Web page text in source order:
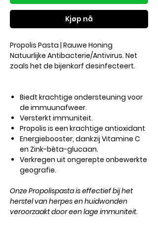
Kjøp nå
Propolis Pasta | Rauwe Honing
Natuurlijke Antibacterie/Antivirus. Net
zoals het de bijenkorf desinfecteert.
Biedt krachtige ondersteuning voor
de immuunafweer.
Versterkt immuniteit.
Propolis is een krachtige antioxidant
Energiebooster, dankzij Vitamine C
en Zink-bèta-glucaan.
Verkregen uit ongerepte onbewerkte
geografie.
Onze Propolispasta is effectief bij het
herstel van herpes en huidwonden
veroorzaakt door een lage immuniteit.